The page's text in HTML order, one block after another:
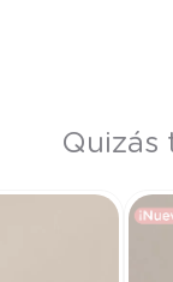
Quizás